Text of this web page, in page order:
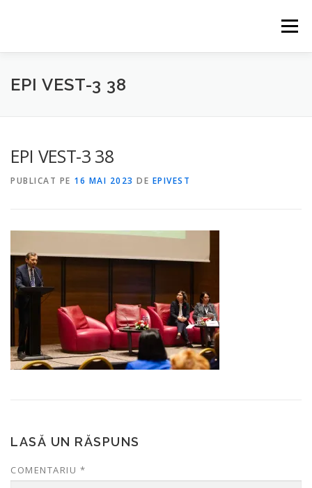
Meniu
HOME EVENIMENTE
EPI VEST-3 38
EPI VEST-3 38
PUBLICAT PE 16 MAI 2023 DE EPIVEST
LASĂ UN RĂSPUNS
COMENTARIU *